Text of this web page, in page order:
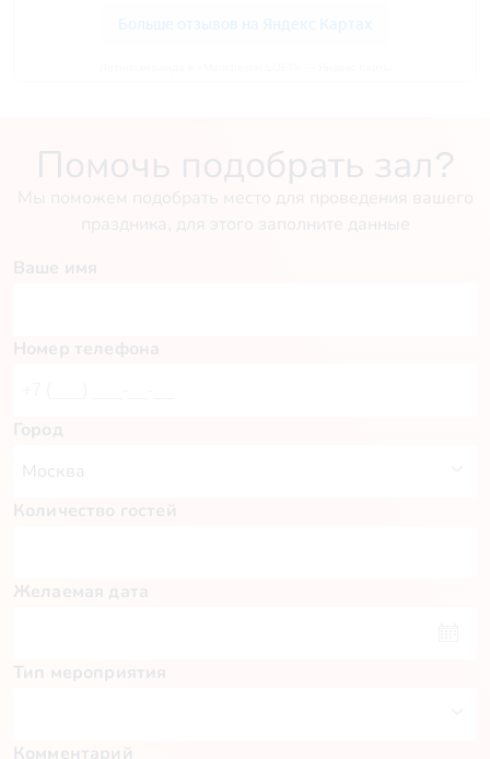
Помочь подобрать зал?
Мы поможем подобрать место для проведения вашего
праздника, для этого заполните данные
Ваше имя
Номер телефона
Город
Количество гостей
Желаемая дата
Пн Вт
Тип мероприятия
Комментарий